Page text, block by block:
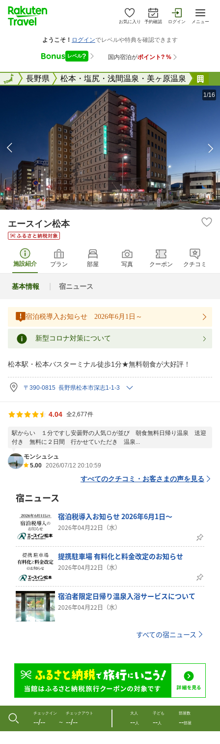
お気に入り 予約確認 ログイン メニュー
全国長野県 松本・塩尻・浅間温泉・美ヶ原温泉
全国
1/16
エースイン松本
施設紹介 プラン 部屋 写真 クーポン クチコミ
基本情報 宿ニュース
宿泊税導入お知らせ 2026年6月1日～
新型コロナ対策について
松本駅・松本バスターミナル徒歩1分★無料朝食が大好評！
〒390-0815 長野県松本市深志1-1-3
4.04 全2,677件
駅からい １分ですし安曇野の人気🍞が並び 朝食無料日帰り温泉 送迎
付き 無料に２日間 行かせていただき 温泉...
モンシュシュ
5.00 2026/07/12 20:10:59
すべてのクチコミ・お客さまの声を見る
宿ニュース
宿泊税導入お知らせ 2026年6月1日～
2026年04月22日（水）
提携駐車場 有料化と料金改定のお知らせ
2026年04月22日（水）
宿泊者限定日帰り温泉入浴サービスについて
2026年04月22日（水）
すべての宿ニュース
チェックイン
--/-- 〜
チェックアウト
--/--
大人
--人
子ども
--人
部屋数
--部屋